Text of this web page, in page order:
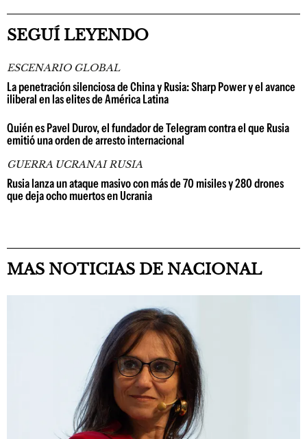
SEGUÍ LEYENDO
ESCENARIO GLOBAL
La penetración silenciosa de China y Rusia: Sharp Power y el avance
iliberal en las elites de América Latina
Quién es Pavel Durov, el fundador de Telegram contra el que Rusia
emitió una orden de arresto internacional
GUERRA UCRANAI RUSIA
Rusia lanza un ataque masivo con más de 70 misiles y 280 drones
que deja ocho muertos en Ucrania
MAS NOTICIAS DE NACIONAL